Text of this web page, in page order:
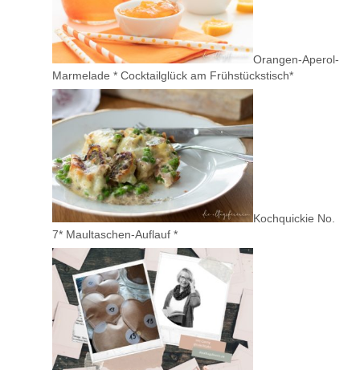
Orangen-Aperol-
Marmelade * Cocktailglück am Frühstückstisch*
Kochquickie No.
7* Maultaschen-Auflauf *